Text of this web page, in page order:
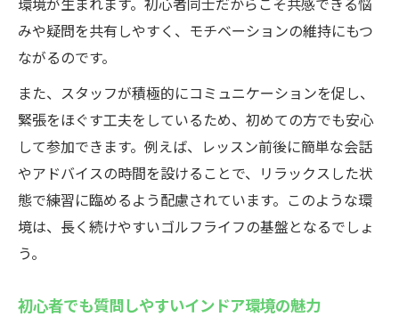
みや疑問を共有しやすく、モチベーションの維持にもつ
ながるのです。
また、スタッフが積極的にコミュニケーションを促し、
緊張をほぐす工夫をしているため、初めての方でも安心
して参加できます。例えば、レッスン前後に簡単な会話
やアドバイスの時間を設けることで、リラックスした状
態で練習に臨めるよう配慮されています。このような環
境は、長く続けやすいゴルフライフの基盤となるでしょ
う。
初心者でも質問しやすいインドア環境の魅力